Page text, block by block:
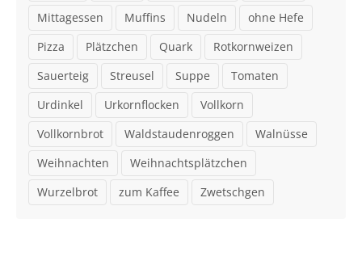
Mittagessen Muffins Nudeln
ohne Hefe
Pizza
Plätzchen Quark
Rotkornweizen
Sauerteig
Streusel Suppe
Tomaten
Urdinkel
Urkornflocken
Vollkorn
Vollkornbrot
Waldstaudenroggen
Walnüsse
Weihnachten
Weihnachtsplätzchen
Wurzelbrot
zum Kaffee Zwetschgen